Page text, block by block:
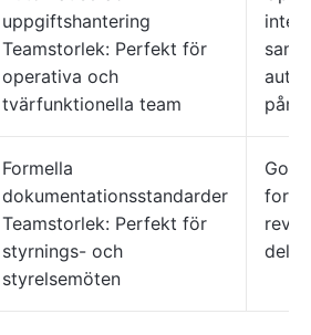
uppgiftshantering
Teamstorlek: Perfekt för
operativa och
tvärfunktionella team
Formella
dokumentationsstandarder
Teamstorlek: Perfekt för
styrnings- och
styrelsemöten